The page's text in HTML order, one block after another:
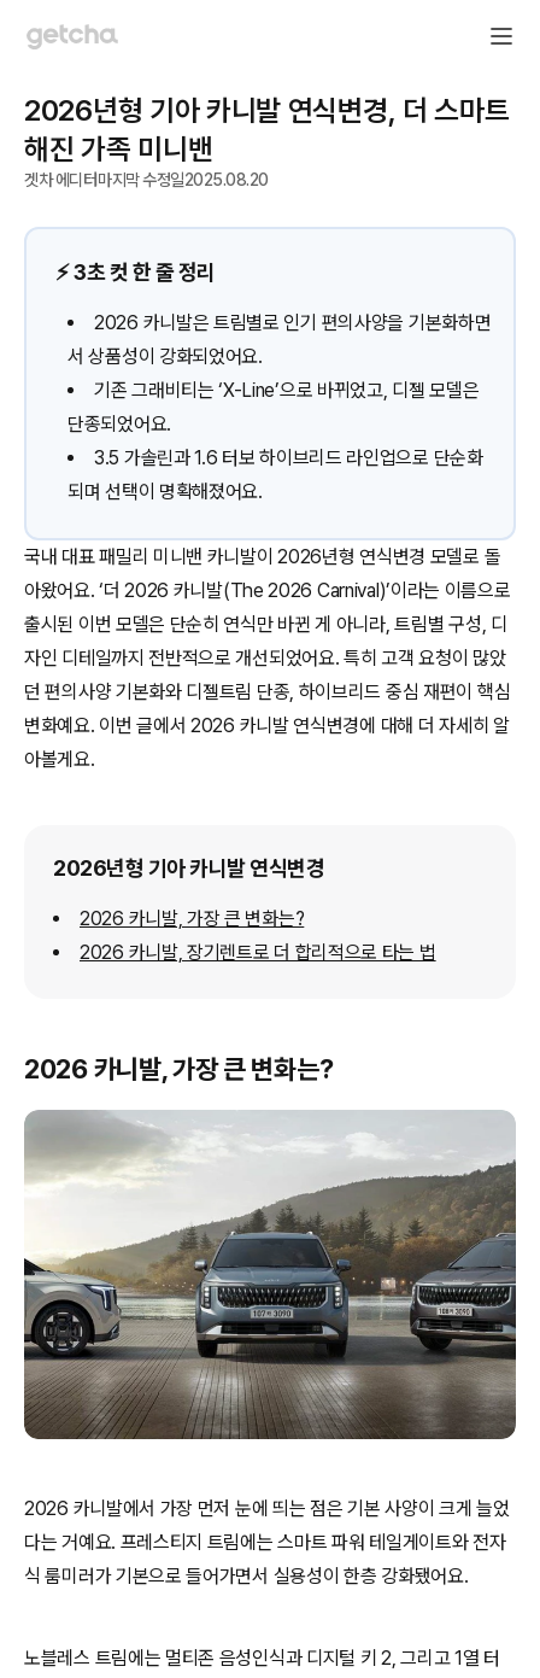
2026년형 기아 카니발 연식변경, 더 스마트
해진 가족 미니밴
겟차 에디터마지막 수정일2025.08.20
⚡️ 3초 컷 한 줄 정리
2026 카니발은 트림별로 인기 편의사양을 기본화하면
서 상품성이 강화되었어요.
기존 그래비티는 ‘X-Line’으로 바뀌었고, 디젤 모델은
단종되었어요.
3.5 가솔린과 1.6 터보 하이브리드 라인업으로 단순화
되며 선택이 명확해졌어요.
국내 대표 패밀리 미니밴 카니발이 2026년형 연식변경 모델로 돌
아왔어요. ‘더 2026 카니발(The 2026 Carnival)’이라는 이름으로
출시된 이번 모델은 단순히 연식만 바뀐 게 아니라, 트림별 구성, 디
자인 디테일까지 전반적으로 개선되었어요. 특히 고객 요청이 많았
던 편의사양 기본화와 디젤트림 단종, 하이브리드 중심 재편이 핵심
변화예요. 이번 글에서 2026 카니발 연식변경에 대해 더 자세히 알
아볼게요.
2026년형 기아 카니발 연식변경
2026 카니발, 가장 큰 변화는?
2026 카니발, 장기렌트로 더 합리적으로 타는 법
2026 카니발, 가장 큰 변화는?
2026 카니발에서 가장 먼저 눈에 띄는 점은 기본 사양이 크게 늘었
다는 거예요. 프레스티지 트림에는 스마트 파워 테일게이트와 전자
식 룸미러가 기본으로 들어가면서 실용성이 한층 강화됐어요.
노블레스 트림에는 멀티존 음성인식과 디지털 키 2, 그리고 1열 터